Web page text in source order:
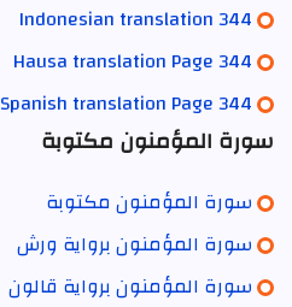
Indonesian translation 344
Hausa translation Page 344
Spanish translation Page 344
سورة المؤمنون مكتوبة
سورة المؤمنون مكتوبة
سورة المؤمنون برواية ورش
سورة المؤمنون برواية قالون